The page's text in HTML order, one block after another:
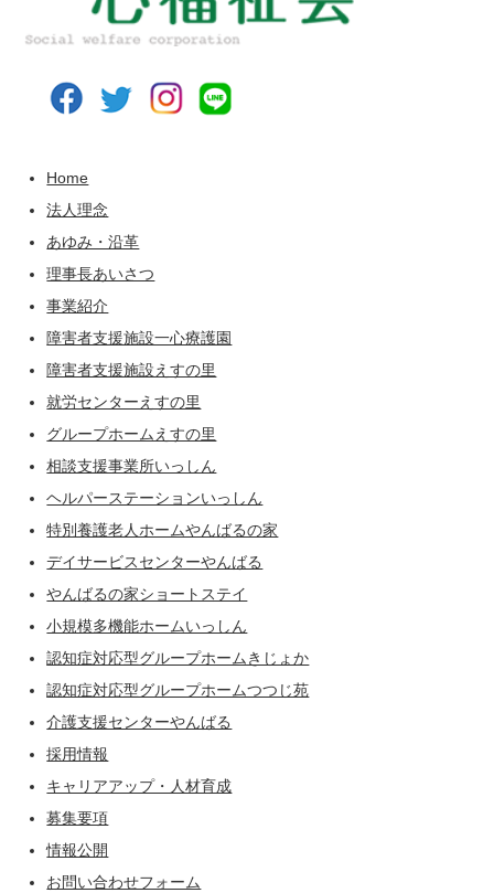
Home
法人理念
あゆみ・沿革
理事長あいさつ
事業紹介
障害者支援施設一心療護園
障害者支援施設えすの里
就労センターえすの里
グループホームえすの里
相談支援事業所いっしん
ヘルパーステーションいっしん
特別養護老人ホームやんばるの家
デイサービスセンターやんばる
やんばるの家ショートステイ
小規模多機能ホームいっしん
認知症対応型グループホームきじょか
認知症対応型グループホームつつじ苑
介護支援センターやんばる
採用情報
キャリアアップ・人材育成
募集要項
情報公開
お問い合わせフォーム